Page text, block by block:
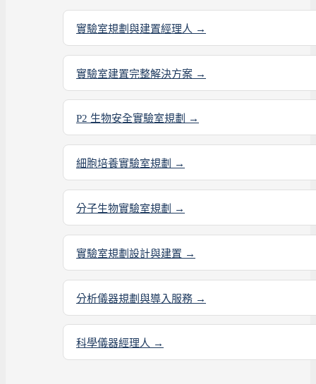
實驗室規劃與建置經理人 →
實驗室建置完整解決方案 →
P2 生物安全實驗室規劃 →
細胞培養實驗室規劃 →
分子生物實驗室規劃 →
實驗室規劃設計與建置 →
分析儀器規劃與導入服務 →
科學儀器經理人 →